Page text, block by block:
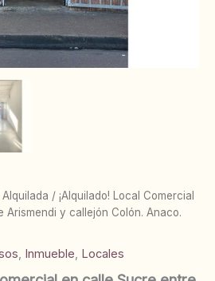
Alquilada / ¡Alquilado! Local Comercial
Arismendi y callejón Colón. Anaco.
, Inmueble, Locales